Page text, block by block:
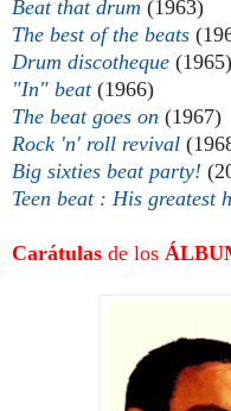
Beat that drum (1963)
The best of the beats
Drum discotheque (1965)
"In" beat (1966)
The beat goes on (1967)
Rock 'n' roll revival
Big sixties beat party!
Teen beat : His greatest
Carátulas de los